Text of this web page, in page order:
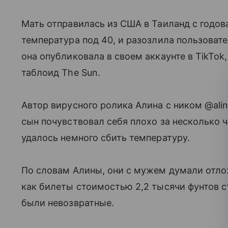
Мать отправилась из США в Таиланд с
температура под 40, и разозлила
она опубликовала в своем аккаунте в
таблоид The Sun.
Автор вирусного ролика Алина с ником
сын почувствовал себя плохо за несколько
удалось немного сбить температуру.
По словам Алины, они с мужем думали
как билеты стоимостью 2,2 тысячи фунтов
были невозвратные.